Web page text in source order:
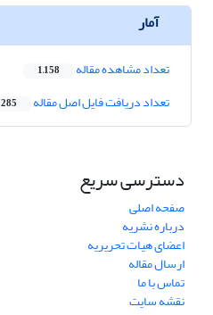
آمار
تعداد مشاهده مقاله 1,158
تعداد دریافت فایل اصل مقاله 285
دسترسی سریع
صفحه اصلی
درباره نشریه
اعضای هیات تحریریه
ارسال مقاله
تماس با ما
نقشه سایت